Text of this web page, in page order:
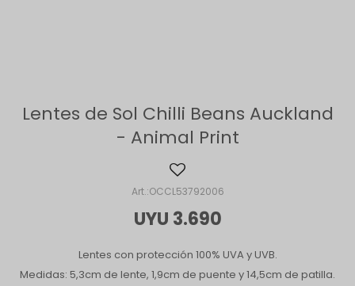
Lentes de Sol Chilli Beans Auckland
- Animal Print
OCCL53792006
UYU 3.690
Lentes con protección 100% UVA y UVB.
Medidas: 5,3cm de lente, 1,9cm de puente y 14,5cm de patilla.